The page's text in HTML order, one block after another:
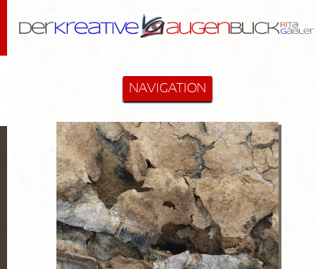
NAVIGATION
STARTSEITE
MALEREI & MEHR
Cactus-Objekte
Lanzarote
Diverse